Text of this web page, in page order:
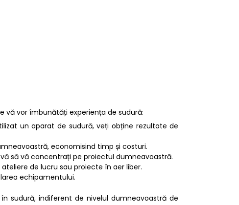
vă vor îmbunătăți experiența de sudură:
un aparat de sudură, veți obține rezultate de
economisind timp și costuri.
să vă concentrați pe proiectul dumneavoastră.
de lucru sau proiecte în aer liber.
echipamentului.
sudură, indiferent de nivelul dumneavoastră de